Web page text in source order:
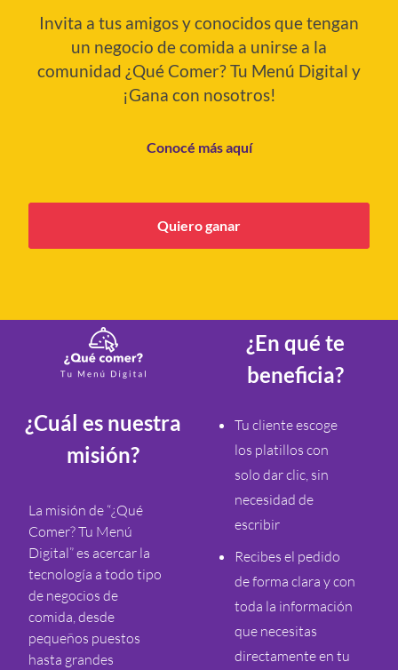
Invita a tus amigos y conocidos que tengan
un negocio de comida a unirse a la
comunidad ¿Qué Comer? Tu Menú Digital y
¡Gana con nosotros!
Conocé más aquí
Quiero ganar
¿Cuál es nuestra
misión?
La misión de “¿Qué
Comer? Tu Menú
Digital” es acercar la
tecnología a todo tipo
de negocios de
comida, desde
pequeños puestos
hasta grandes
¿En qué te
beneficia?
Tu cliente escoge
los platillos con
solo dar clic, sin
necesidad de
escribir
Recibes el pedido
de forma clara y con
toda la información
que necesitas
directamente en tu